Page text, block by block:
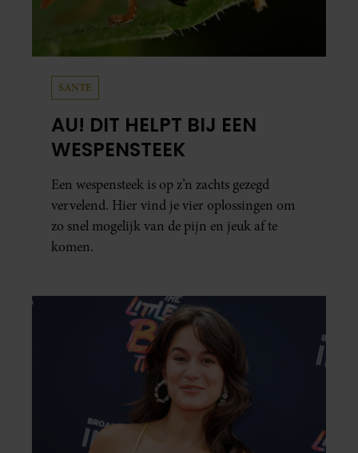
SANTE
AU! DIT HELPT BIJ EEN
WESPENSTEEK
Een wespensteek is op z’n zachts gezegd
vervelend. Hier vind je vier oplossingen om
zo snel mogelijk van de pijn en jeuk af te
komen.